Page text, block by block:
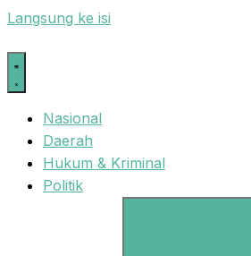
Langsung ke isi
Nasional
Daerah
Hukum & Kriminal
Politik